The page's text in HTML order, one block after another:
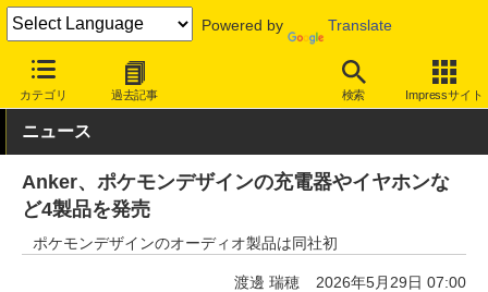
Powered by Translate
カテゴリ 過去記事 検索 Impressサイト
INTERNET Watch ハードウェア
ニュース
Anker、ポケモンデザインの充電器やイヤホンな
ど4製品を発売
ポケモンデザインのオーディオ製品は同社初
渡邊 瑞穂 2026年5月29日 07:00